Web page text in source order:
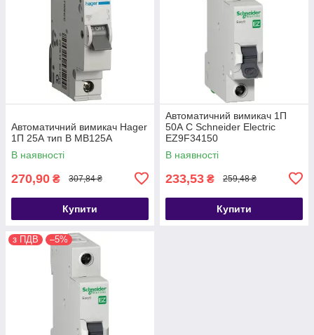
Автоматичний вимикач Hager
1П 25А тип В MB125A
В наявності
270,90 ₴ 307,84 ₴
Купити
Автоматичний вимикач 1П
50А С Schneider Electric
EZ9F34150
В наявності
233,53 ₴ 259,48 ₴
Купити
з ПДВ –5%